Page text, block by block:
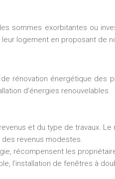
sommes exorbitantes ou
logement en proposant de
rénovation énergétique des
d’énergies renouvelables.
et du type de travaux.
des revenus modestes.
récompensent les
l’installation de fenêtres à